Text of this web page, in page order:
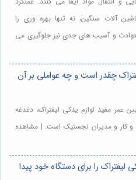
آلات سنگین، نه تنها بهره وری را
حوادث و آسیب های جدی نیز جلوگیری می
چقدر است و چه عواملی بر آن
عمر مفید لوازم یدکی لیفتراک، دغدغه
کار و مدیران لجستیک است. | مشاهده
لیفتراک را برای دستگاه خود پیدا